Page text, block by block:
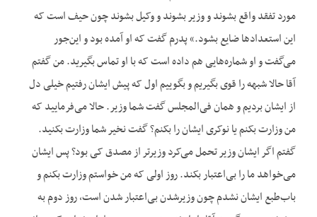
مورد تفقد واقع بشوند و وزیر بشوند و وکیل بشوند چون حیف است که
این استعدادها ضایع بشود.» پدرم گفت که او آمده بود و این‌جور
می‌گفت و او شماره‌هایی هم داده است که با او تماس بگیرید. من گفتم
آقا حالا شبهه را قوی بگیریم و بگوییم اول که پیش ایشان رفتیم خیلی دل
از ایشان بردیم و همان فی‌المجلس گفت شما وزیر. حالا می‌فرمایید که
من وزارت بکنم یا نوکری ایشان را بکنم؟ گفت نخیر شما وزارت بکنید.
گفتم اگر ایشان وزیر تحمل می‌کرد وزیرتر از مصدق کی بود؟ پس ایشان
می‌خواهد ما را بی‌اعتبار بکند. روز اولی که من خواستم وزارت بکنم و
باب‌طبع ایشان نشدم چون وزیرشدن بی‌اعتبار شدن است، روز دوم به